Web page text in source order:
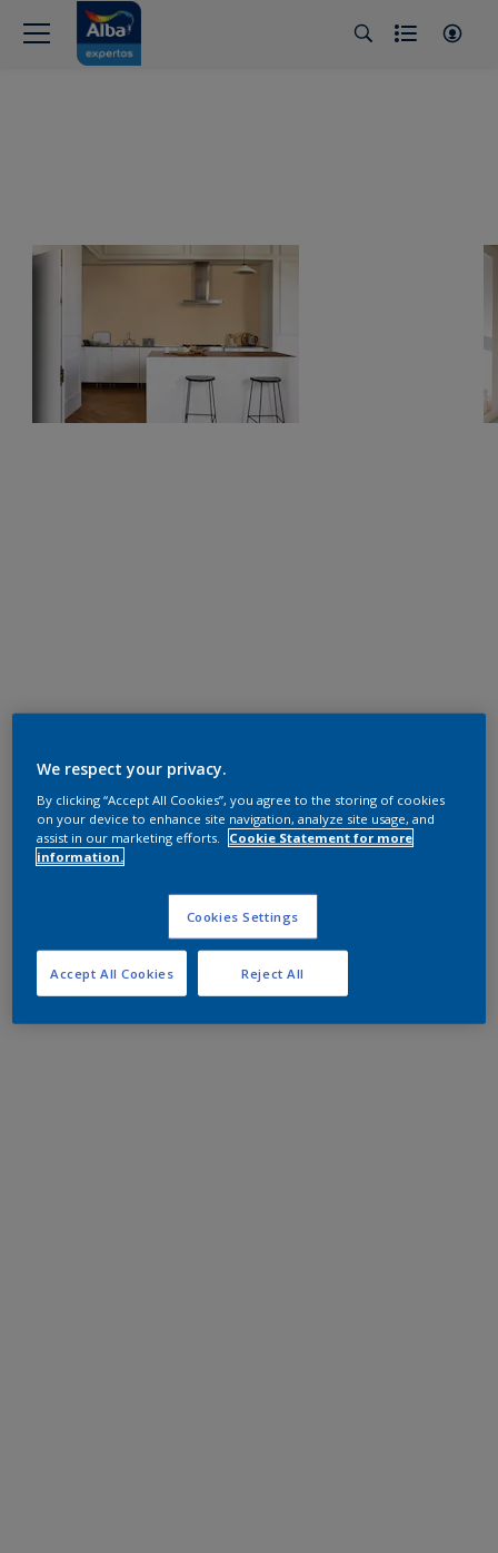
We respect your privacy.
By clicking “Accept All Cookies”, you agree to the storing of cookies
on your device to enhance site navigation, analyze site usage, and
assist in our marketing efforts.
Cookie Statement for more
information.
Cookies Settings
Reject All
Accept All Cookies